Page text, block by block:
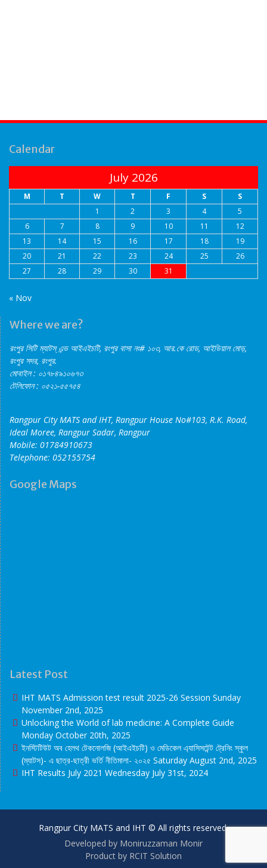
Calendar
July 2026
M T W T F S
S
1
2 3 4
5
6
7 8 9 10 11
12
13
14 15 16 17 18
19
20
21 22 23 24 25
26
27
28 29 30 31
« Nov
Where we are?
রংপুর সিটি ম্যাটস্‌ এন্ড আইএইচটি, রংপুর বাসা নং# ১০৩, আর.কে রোড, আইডিয়াল মোড়,
রংপুর সদর, রংপুর.
মোবাইল : ০১৭৮৪৯১০৬৭৩
টেলিফোন : ০৫২১-৫৫৭৫৪
Rangpur City MATS and IHT, Rangpur House No#103, R.K. Road,
Ideal Moree, Rangpur Sadar, Rangpur
Mobile: 01784910673
Telephone: 052155754
Google Maps
Latest Post
IHT MATS Admission test result 2025-26 Session Sunday
November 2nd, 2025
Unlocking the World of lab medicine: A Complete Guide
Monday October 20th, 2025
ইনস্টিটিউট অব হেলথ টেকনোলজি (আইএইচটি) ও মেডিকেল এ্যাসিসটেন্ট ট্রেনিং স্কুল
(ম্যাটস)- এ ছাত্র-ছাত্রী ভর্তি নীতিমালা- ২০২৫ Saturday August 2nd, 2025
IHT Results July 2021 Wednesday July 31st, 2024
Rangpur City MATS and IHT © All rights reserved.
Developed by Moniruzzaman Monir
Product by RCIT Solution